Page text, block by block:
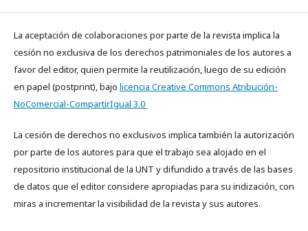
La aceptación de colaboraciones por parte de la revista implica la
cesión no exclusiva de los derechos patrimoniales de los autores a
favor del editor, quien permite la reutilización, luego de su edición
en papel (postprint), bajo licencia Creative Commons Atribución-
NoComercial-CompartirIgual 3.0
La cesión de derechos no exclusivos implica también la autorización
por parte de los autores para que el trabajo sea alojado en el
repositorio institucional de la UNT y difundido a través de las bases
de datos que el editor considere apropiadas para su indización, con
miras a incrementar la visibilidad de la revista y sus autores.